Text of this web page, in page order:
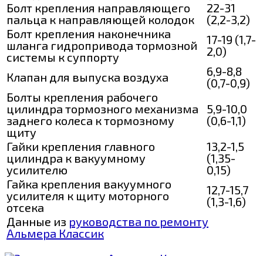
Болт крепления направляющего
пальца к направляющей колодок
22-31
(2,2-3,2)
Болт крепления наконечника
шланга гидропривода тормозной
системы к суппорту
17-19 (1,7-
2,0)
Клапан для выпуска воздуха
6,9-8,8
(0,7-0,9)
Болты крепления рабочего
цилиндра тормозного механизма
заднего колеса к тормозному
щиту
5,9-10,0
(0,6-1,1)
Гайки крепления главного
цилиндра к вакуумному
усилителю
13,2-1,5
(1,35-
0,15)
Гайка крепления вакуумного
усилителя к щиту моторного
отсека
12,7-15,7
(1,3-1,6)
Данные из руководства по ремонту
Альмера Классик